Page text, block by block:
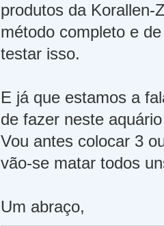
produtos da Korallen-
método completo e
testar isso.
E já que estamos a
de fazer neste
Vou antes colocar 3
vão-se matar todos
Um abraço,